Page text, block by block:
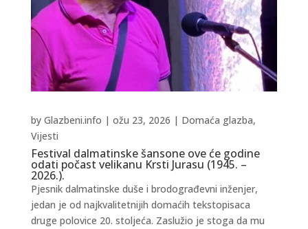
Festival dalmatinske šansone ove će godine
odati počast velikanu Krsti Jurasu (1945. –
2026.).
by Glazbeni.info | ožu 23, 2026 | Domaća glazba,
Vijesti
Pjesnik dalmatinske duše i brodograđevni inženjer,
jedan je od najkvalitetnijih domaćih tekstopisaca
druge polovice 20. stoljeća. Zaslužio je stoga da mu